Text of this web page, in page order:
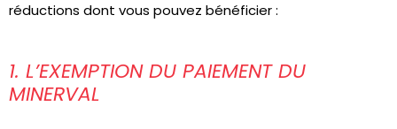
réductions dont vous pouvez bénéficier :
1. L’EXEMPTION DU PAIEMENT DU
MINERVAL